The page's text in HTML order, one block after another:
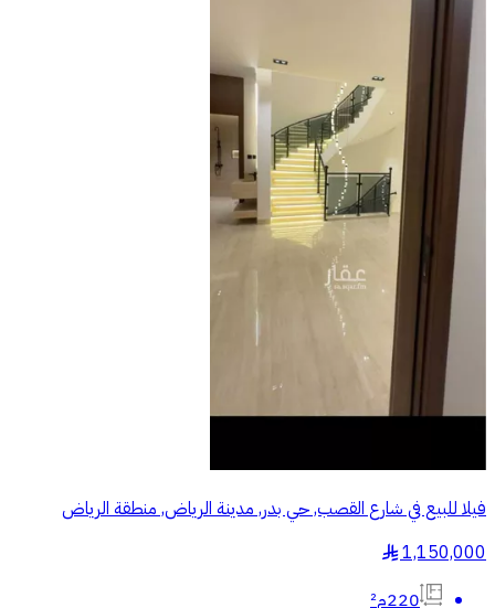
فيلا للبيع في شارع القصب, حي بدر, مدينة الرياض, منطقة الرياض
1,150,000
§
220م²